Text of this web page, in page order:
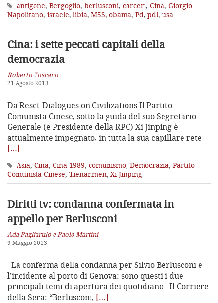
antigone, Bergoglio, berlusconi, carceri, Cina, Giorgio
Napolitano, israele, libia, M5S, obama, Pd, pdl, usa
Cina: i sette peccati capitali della
democrazia
Roberto Toscano
21 Agosto 2013
Da Reset-Dialogues on Civilizations Il Partito
Comunista Cinese, sotto la guida del suo Segretario
Generale (e Presidente della RPC) Xi Jinping è
attualmente impegnato, in tutta la sua capillare rete
[…]
Asia, Cina, Cina 1989, comunismo, Democrazia, Partito
Comunista Cinese, Tienanmen, Xi Jinping
Diritti tv: condanna confermata in
appello per Berlusconi
Ada Pagliarulo e Paolo Martini
9 Maggio 2013
La conferma della condanna per Silvio Berlusconi e
l’incidente al porto di Genova: sono questi i due
principali temi di apertura dei quotidiano Il Corriere
della Sera: “Berlusconi, […]